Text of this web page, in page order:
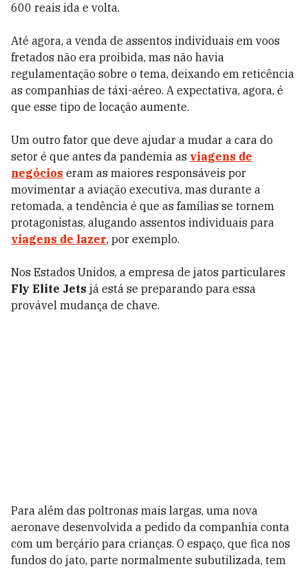
600 reais ida e volta.
Até agora, a venda de assentos individuais em voos
fretados não era proibida, mas não havia
regulamentação sobre o tema, deixando em reticência
as companhias de táxi-aéreo. A expectativa, agora, é
que esse tipo de locação aumente.
Um outro fator que deve ajudar a mudar a cara do
setor é que antes da pandemia as viagens de
negócios eram as maiores responsáveis por
movimentar a aviação executiva, mas durante a
retomada, a tendência é que as famílias se tornem
protagonistas, alugando assentos individuais para
viagens de lazer, por exemplo.
Nos Estados Unidos, a empresa de jatos particulares
Fly Elite Jets já está se preparando para essa
provável mudança de chave.
Para além das poltronas mais largas, uma nova
aeronave desenvolvida a pedido da companhia conta
com um berçário para crianças. O espaço, que fica nos
fundos do jato, parte normalmente subutilizada, tem